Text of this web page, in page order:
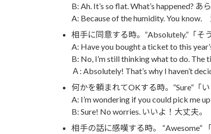
B: Ah. It’s so flat. What’s happened?
A: Because of the humidity. You
相手に同意する時。”Absolutely.”「そ
A: Have you bought a ticket to this
B: No, I’m still thinking what to do.
Ａ: Absolutely! That’s why I haven’t
何かを頼まれてOKする時。”Sure”「い
A: I’m wondering if you could pick me
B: Sure! No worries. いいよ！大丈夫。
相手の話に感嘆する時。 “Awesome”